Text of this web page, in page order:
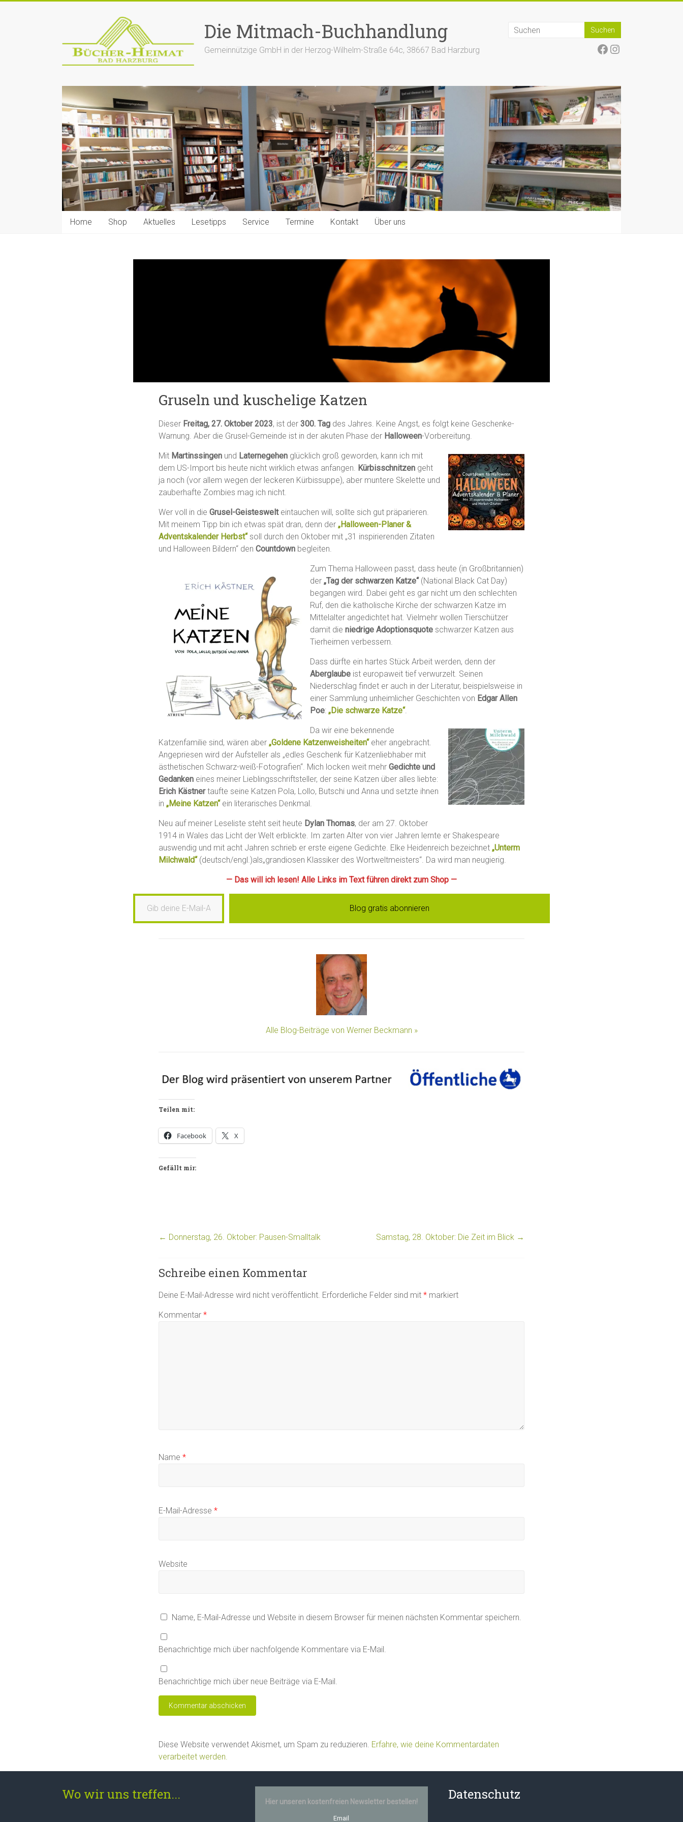
Die Mitmach-Buchhandlung
Gemeinnützige GmbH in der Herzog-Wilhelm-Straße 64c, 38667 Bad Harzburg Facebook
Instagram
Home Shop Aktuelles Lesetipps Service Termine Kontakt Über uns
Gruseln und kuschelige Katzen
Dieser Freitag, 27. Oktober 2023, ist der 300. Tag des Jahres. Keine Angst, es folgt keine Geschenke-
Warnung. Aber die Grusel-Gemeinde ist in der akuten Phase der Halloween-Vorbereitung.
Mit Martinssingen und Laternegehen glücklich groß geworden, kann ich mit
dem US-Import bis heute nicht wirklich etwas anfangen. Kürbisschnitzen geht
ja noch (vor allem wegen der leckeren Kürbissuppe), aber muntere Skelette und
zauberhafte Zombies mag ich nicht.
Wer voll in die Grusel-Geisteswelteintauchen will, sollte sich gut präparieren.
Mit meinem Tipp bin ich etwas spät dran, denn der „Halloween-Planer &
Adventskalender Herbst“soll durch den Oktober mit „31 inspirierenden Zitaten
und Halloween Bildern“ den Countdown begleiten.
Zum Thema Halloween passt, dass heute (in Großbritannien)
der „Tag der schwarzen Katze“(National Black Cat Day)
begangen wird. Dabei geht es gar nicht um den schlechten
Ruf, den die katholische Kirche der schwarzen Katze im
Mittelalter angedichtet hat. Vielmehr wollen Tierschützer
damit die niedrige Adoptionsquote schwarzer Katzen aus
Tierheimen verbessern.
Dass dürfte ein hartes Stück Arbeit werden, denn der
Aberglaube ist europaweit tief verwurzelt. Seinen
Niederschlag findet er auch in der Literatur, beispielsweise in
einer Sammlung unheimlicher Geschichten von Edgar Allen
Poe: „Die schwarze Katze“.
Da wir eine bekennende
Katzenfamilie sind, wären aber „Goldene Katzenweisheiten“eher angebracht.
Angepriesen wird der Aufsteller als „edles Geschenk für Katzenliebhaber mit
ästhetischen Schwarz-weiß-Fotografien“. Mich locken weit mehr Gedichte und
Gedanken eines meiner Lieblingsschriftsteller, der seine Katzen über alles liebte:
Erich Kästnertaufte seine Katzen Pola, Lollo, Butschi und Anna und setzte ihnen
in „Meine Katzen“ein literarisches Denkmal.
Neu auf meiner Leseliste steht seit heute Dylan Thomas, der am 27. Oktober
1914 in Wales das Licht der Welt erblickte. Im zarten Alter von vier Jahren lernte er Shakespeare
auswendig und mit acht Jahren schrieb er erste eigene Gedichte. Elke Heidenreich bezeichnet „Unterm
Milchwald“ (deutsch/engl.)als„grandiosen Klassiker des Wortweltmeisters“. Da wird man neugierig.
— Das will ich lesen! Alle Links im Text führen direkt zum Shop —
Gib deine E-Mail-Adresse ein …
Blog gratis abonnieren
Alle Blog-Beiträge von Werner Beckmann »
Teilen mit:
Facebook X
Gefällt mir:
← Donnerstag, 26. Oktober: Pausen-Smalltalk Samstag, 28. Oktober: Die Zeit im Blick →
Schreibe einen Kommentar
Deine E-Mail-Adresse wird nicht veröffentlicht. Erforderliche Felder sind mit * markiert
Kommentar *
Name *
E-Mail-Adresse *
Website
Name, E-Mail-Adresse und Website in diesem Browser für meinen nächsten Kommentar speichern.
Benachrichtige mich über nachfolgende Kommentare via E-Mail.
Benachrichtige mich über neue Beiträge via E-Mail.
Diese Website verwendet Akismet, um Spam zu reduzieren. Erfahre, wie deine Kommentardaten
verarbeitet werden.
Wo wir uns treffen... Hier unseren kostenfreien Newsletter bestellen!
Email
Datenschutz